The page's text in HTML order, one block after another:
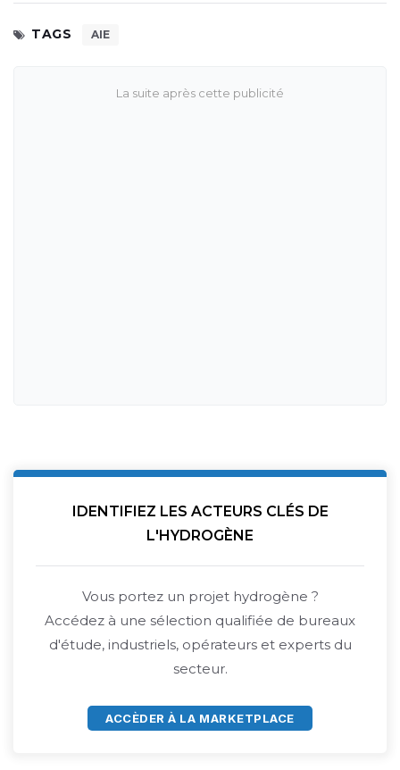
TAGS AIE
IDENTIFIEZ LES ACTEURS CLÉS DE
L'HYDROGÈNE
Vous portez un projet hydrogène ?
Accédez à une sélection qualifiée de bureaux
d'étude, industriels, opérateurs et experts du
secteur.
ACCÈDER À LA MARKETPLACE